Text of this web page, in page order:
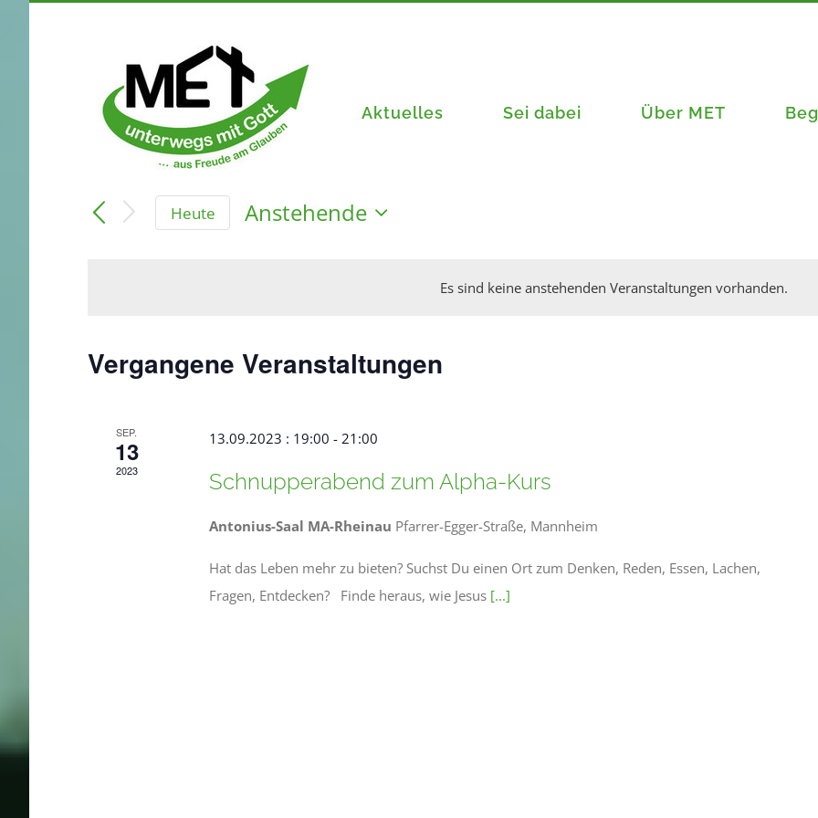
Aktuelles Sei dabei Über MET
Es sind keine anstehenden Veranstaltungen vorhanden.
Heute
Anstehende
Vergangene Veranstaltungen
SEP.
13
2023
13.09.2023 : 19:00 -21:00
Schnupperabend zum Alpha-Kurs
Antonius-Saal MA-Rheinau Pfarrer-Egger-Straße, Mannheim
Hat das Leben mehr zu bieten? Suchst Du einen Ort zum Denken, Reden, Essen, Lachen,
Fragen, Entdecken? Finde heraus, wie Jesus [...]